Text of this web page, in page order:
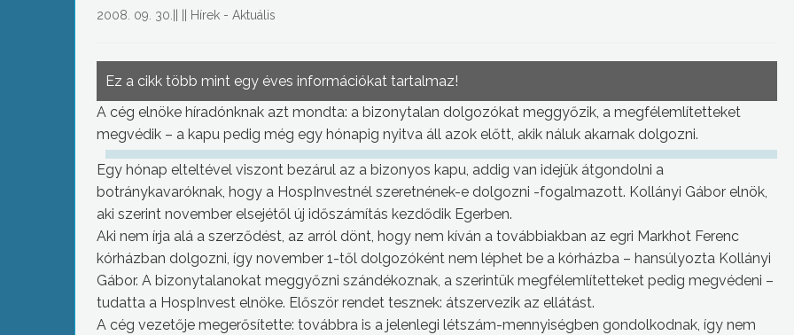
2008. 09. 30. Hírek - Aktuális
Ez a cikk több mint egy éves információkat tartalmaz!
A cég elnöke híradónknak azt mondta: a bizonytalan dolgozókat meggyőzik, a megfélemlítetteket
megvédik – a kapu pedig még egy hónapig nyitva áll azok előtt, akik náluk akarnak dolgozni.
Egy hónap elteltével viszont bezárul az a bizonyos kapu, addig van idejük átgondolni a
botránykavaróknak, hogy a HospInvestnél szeretnének-e dolgozni -fogalmazott. Kollányi Gábor elnök,
aki szerint november elsejétől új időszámítás kezdődik Egerben.
Aki nem írja alá a szerződést, az arról dönt, hogy nem kíván a továbbiakban az egri Markhot Ferenc
kórházban dolgozni, így november 1-től dolgozóként nem léphet be a kórházba – hansúlyozta Kollányi
Gábor. A bizonytalanokat meggyőzni szándékoznak, a szerintük megfélemlítetteket pedig megvédeni –
tudatta a HospInvest elnöke. Először rendet tesznek: átszervezik az ellátást.
A cég vezetője megerősítette: továbbra is a jelenlegi létszám-mennyiségben gondolkodnak, így nem